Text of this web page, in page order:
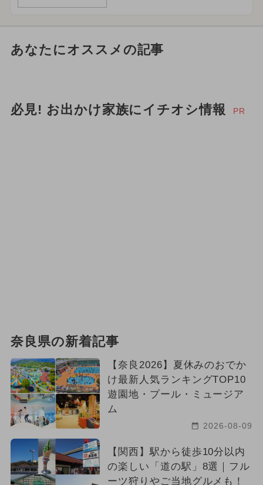
あなたにオススメの記事
必見! お出かけ家族にイチオシ情報 PR
奈良県の新着記事
【奈良2026】夏休みのおでか
け最新人気ランキングTOP10
遊園地・プール・ミュージア
ム
2026-08-09
【関西】駅から徒歩10分以内
の楽しい「道の駅」8選｜フル
ーツ狩りやご当地グルメも！